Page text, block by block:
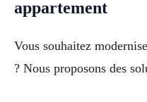
appartement
Vous souhaitez
? Nous proposons des